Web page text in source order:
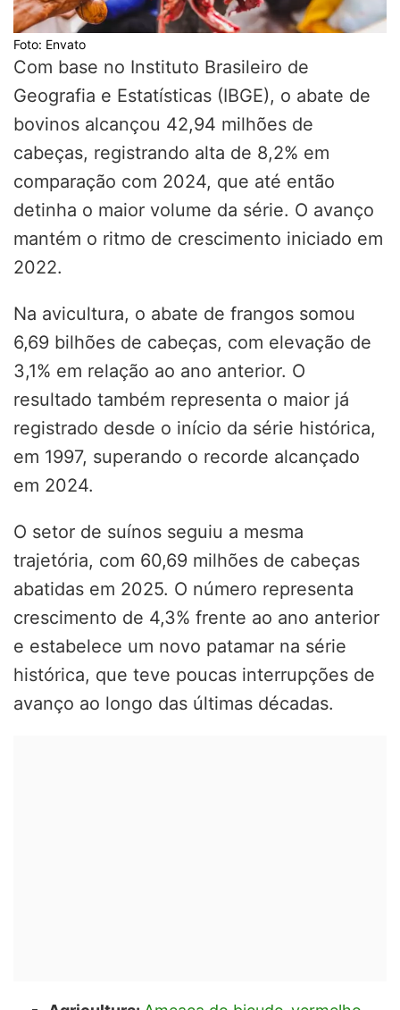
Foto: Envato
Com base no Instituto Brasileiro de
Geografia e Estatísticas (IBGE), o abate de
bovinos alcançou 42,94 milhões de
cabeças, registrando alta de 8,2% em
comparação com 2024, que até então
detinha o maior volume da série. O avanço
mantém o ritmo de crescimento iniciado em
2022.
Na avicultura, o abate de frangos somou
6,69 bilhões de cabeças, com elevação de
3,1% em relação ao ano anterior. O
resultado também representa o maior já
registrado desde o início da série histórica,
em 1997, superando o recorde alcançado
em 2024.
O setor de suínos seguiu a mesma
trajetória, com 60,69 milhões de cabeças
abatidas em 2025. O número representa
crescimento de 4,3% frente ao ano anterior
e estabelece um novo patamar na série
histórica, que teve poucas interrupções de
avanço ao longo das últimas décadas.